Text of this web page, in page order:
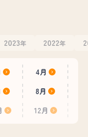
2023年 2022年
4月
8月
12月